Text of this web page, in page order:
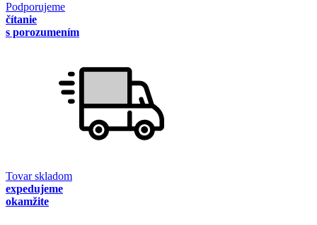
Podporujeme
čítanie
s porozumením
Tovar skladom
expedujeme
okamžite